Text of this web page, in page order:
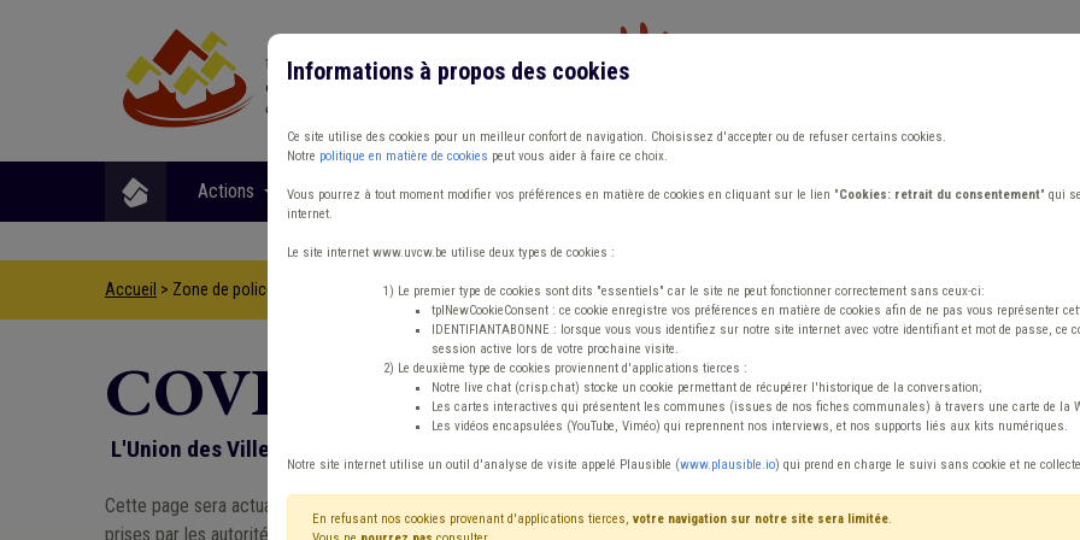
Actions Matières Formations Publications Outils Fiches
Accueil > Zone de police Coronavirus
COVID-19: informations en
L'Union des Villes et Communes de Wallonie et la Fédération des CPAS sont plus que jamais à vos
Cette page sera actualisée en continu, suivant l'évolution de la situation, des décisions
prises par les autorités et des questions que nous recevons et par rapport auxquelles nous
Diese Seite wird ständig
der Behörden und die Fragen,
Informations à propos des cookies
Ce site utilise des cookies pour un meilleur confort de navigation. Choisissez d'accepter ou de refuser certains cookies.
Notre politique en matière de cookies peut vous aider à faire ce choix.
Vous pourrez à tout moment modifier vos préférences en matière de cookies en cliquant sur le lien "Cookies: retrait du consentement" qui
internet.
Le site internet www.uvcw.be utilise deux types de cookies :
1) Le premier type de cookies sont dits "essentiels" car le site ne peut fonctionner correctement sans ceux-ci:
tplNewCookieConsent : ce cookie enregistre vos préférences en matière de cookies afin de ne pas vous représenter
IDENTIFIANTABONNE : lorsque vous vous identifiez sur notre site internet avec votre identifiant et mot de passe, ce
session active lors de votre prochaine visite.
2) Le deuxième type de cookies proviennent d'applications tierces :
Notre live chat (crisp.chat) stocke un cookie permettant de récupérer l'historique de la conversation;
Les cartes interactives qui présentent les communes (issues de nos fiches communales) à travers une carte de la
Les vidéos encapsulées (YouTube, Viméo) qui reprennent nos interviews, et nos supports liés aux kits numériques.
Notre site internet utilise un outil d'analyse de visite appelé Plausible (www.plausible.io) qui prend en charge le suivi sans cookie et ne
En refusant nos cookies provenant d'applications tierces, votre navigation sur notre site sera limitée.